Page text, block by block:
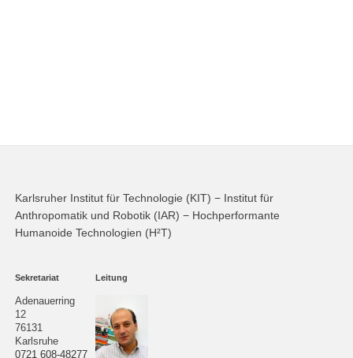
Karlsruher Institut für Technologie (KIT) − Institut für
Anthropomatik und Robotik (IAR) − Hochperformante
Humanoide Technologien (H²T)
Sekretariat
Adenauerring
12
76131
Karlsruhe
0721 608-48277
Leitung